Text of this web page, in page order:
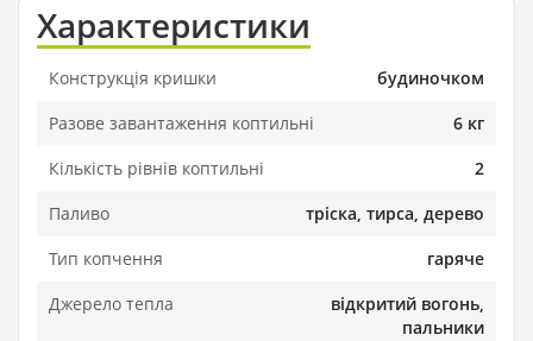
Характеристики
Конструкція кришки
будиночком
Разове завантаження коптильні
6 кг
Кількість рівнів коптильні
2
Паливо
тріска, тирса, дерево
Тип копчення
гаряче
Джерело тепла
відкритий вогонь,
пальники